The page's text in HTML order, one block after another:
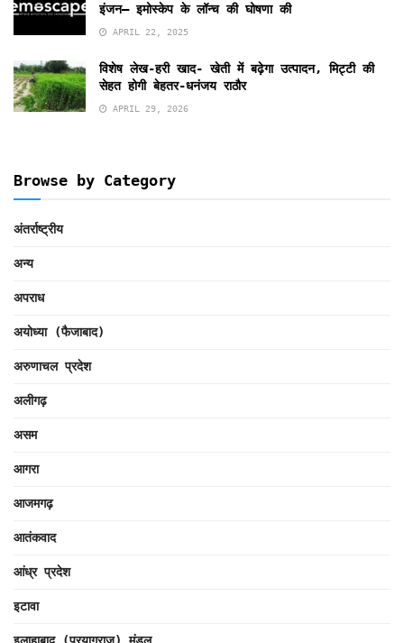
इंजन– इमोस्केप के लॉन्च की घोषणा की
APRIL 22, 2025
विशेष लेख-हरी खाद- खेती में बढ़ेगा उत्पादन, मिट्टी की
सेहत होगी बेहतर-धनंजय राठौर
APRIL 29, 2026
Browse by Category
अंतर्राष्ट्रीय
अन्य
अपराध
अयोध्या (फैजाबाद)
अरुणाचल प्रदेश
अलीगढ़
असम
आगरा
आजमगढ़
आतंकवाद
आंध्र प्रदेश
इटावा
इलाहाबाद (प्रयागराज) मंडल